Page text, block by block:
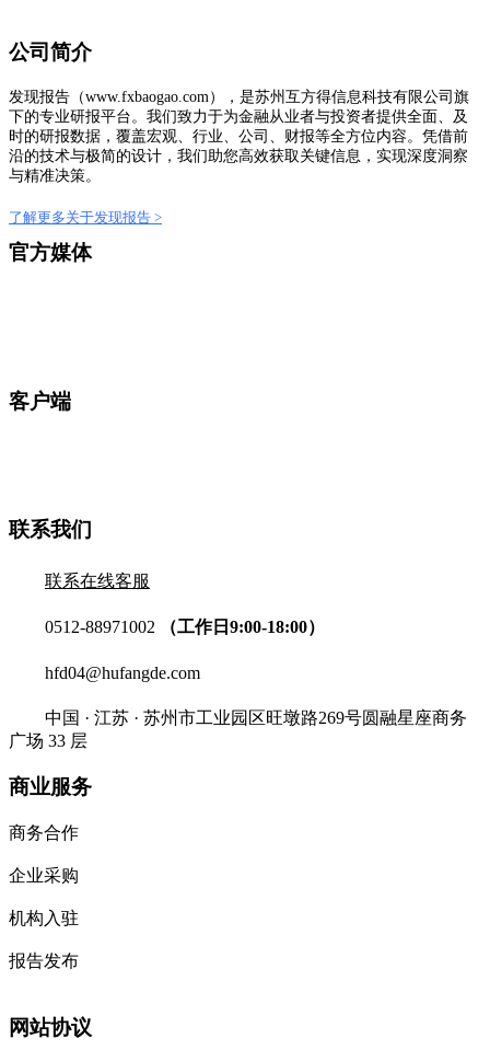
公司简介
发现报告（www.fxbaogao.com），是苏州互方得信息科技有限公司旗
下的专业研报平台。我们致力于为金融从业者与投资者提供全面、及
时的研报数据，覆盖宏观、行业、公司、财报等全方位内容。凭借前
沿的技术与极简的设计，我们助您高效获取关键信息，实现深度洞察
与精准决策。
了解更多关于发现报告 >
官方媒体
客户端
联系我们
联系在线客服
0512-88971002 （工作日9:00-18:00）
hfd04@hufangde.com
中国 · 江苏 · 苏州市工业园区旺墩路269号圆融星座商务
广场 33 层
商业服务
商务合作
企业采购
机构入驻
报告发布
网站协议